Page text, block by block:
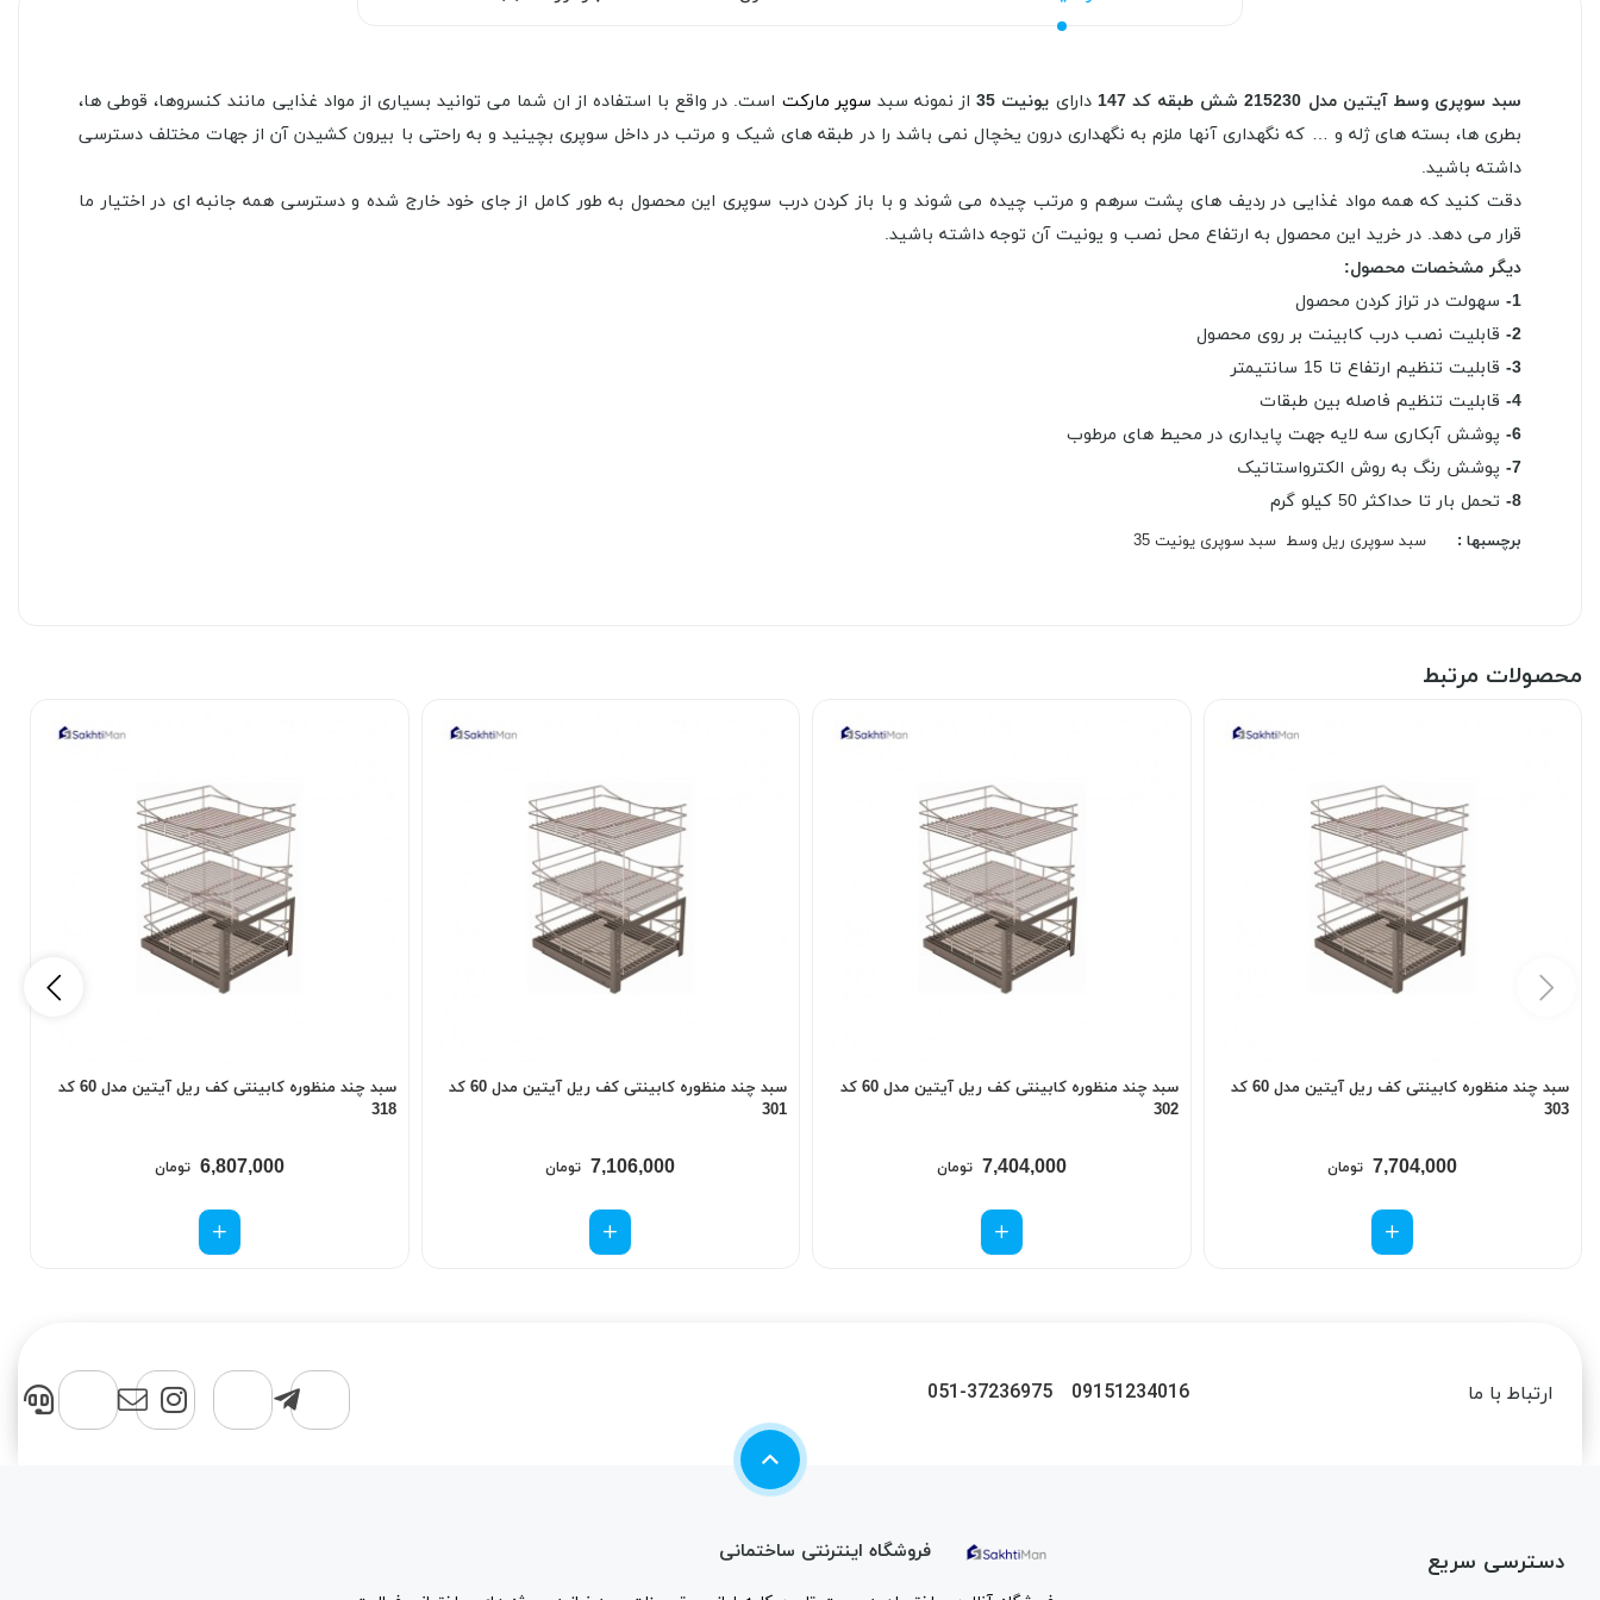
سبد سوپری وسط آیتین مدل 215230 شش طبقه کد 147 دارای یونیت 35 از نمونه سبد سوپر مارکت است. در واقع با استفاده از ان شما می توانید بسیاری از مواد غذایی مانند کنسروها، قوطی ها،
بطری ها، بسته های ژله و … که نگهداری آنها ملزم به نگهداری درون یخچال نمی باشد را در طبقه های شیک و مرتب در داخل سوپری بچینید و به راحتی با بیرون کشیدن آن از جهات مختلف دسترسی
داشته باشید.
دقت کنید که همه مواد غذایی در ردیف های پشت سرهم و مرتب چیده می شوند و با باز کردن درب سوپری این محصول به طور کامل از جای خود خارج شده و دسترسی همه جانبه ای در اختیار ما
قرار می دهد. در خرید این محصول به ارتفاع محل نصب و یونیت آن توجه داشته باشید.
دیگر مشخصات محصول:
1- سهولت در تراز کردن محصول
2- قابلیت نصب درب کابینت بر روی محصول
3- قابلیت تنظیم ارتفاع تا 15 سانتیمتر
4- قابلیت تنظیم فاصله بین طبقات
6- پوشش آبکاری سه لایه جهت پایداری در محیط های مرطوب
7- پوشش رنگ به روش الکترواستاتیک
8- تحمل بار تا حداکثر 50 کیلو گرم
برچسبها : سبد سوپری ریل وسط سبد سوپری یونیت 35
محصولات مرتبط
سبد چند منظوره کابینتی کف ریل آیتین مدل 60 کد
303
7,704,000 تومان
سبد چند منظوره کابینتی کف ریل آیتین مدل 60 کد
302
7,404,000 تومان
سبد چند منظوره کابینتی کف ریل آیتین مدل 60 کد
301
7,106,000 تومان
سبد چند منظوره کابینتی کف ریل آیتین مدل 60 کد
318
6,807,000 تومان
ارتباط با ما 09151234016
051-37236975
دسترسی سریع فروشگاه اینترنتی ساختمانی